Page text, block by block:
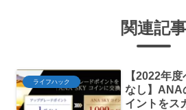
関連記事
ライフハック
【2022年
なし】ANA
イントをス